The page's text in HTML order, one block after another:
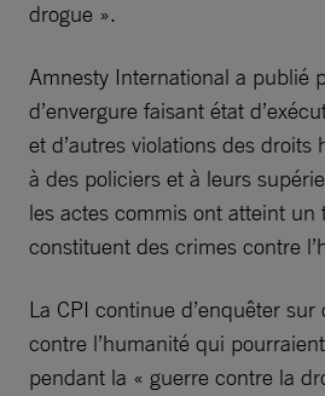
drogue ».
Amnesty International a publié
d’envergure faisant état
et d’autres violations des
à des policiers et à leurs
les actes commis ont atteint un
constituent des crimes contre
La CPI continue d’enquêter sur
contre l’humanité qui
pendant la « guerre contre la